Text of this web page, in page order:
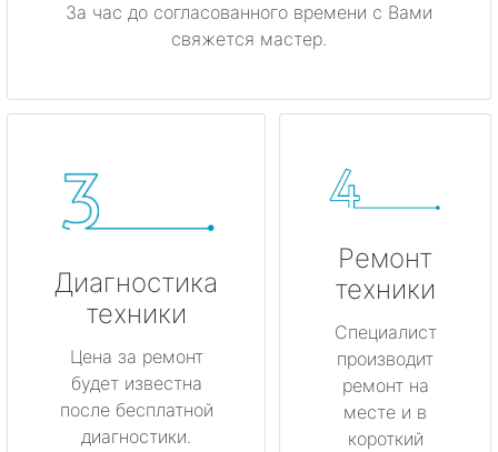
За час до согласованного времени с Вами
свяжется мастер.
Диагностика
техники
Цена за ремонт
будет известна
после бесплатной
диагностики.
Ремонт
техники
Специалист
производит
ремонт на
месте и в
короткий